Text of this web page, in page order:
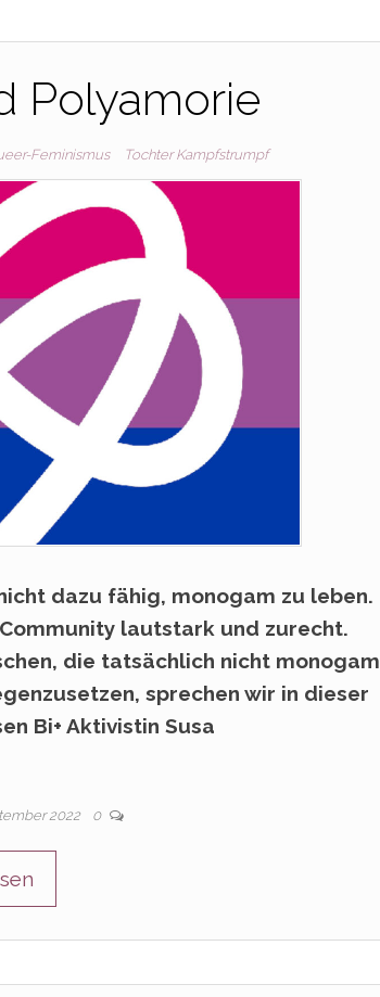
Polyamorie
Feminismus Tochter Kampfstrumpf
dazu fähig, monogam zu leben.
lautstark und zurecht.
die tatsächlich nicht monogam
sprechen wir in dieser
Bi+ Aktivistin Susa
2022 0